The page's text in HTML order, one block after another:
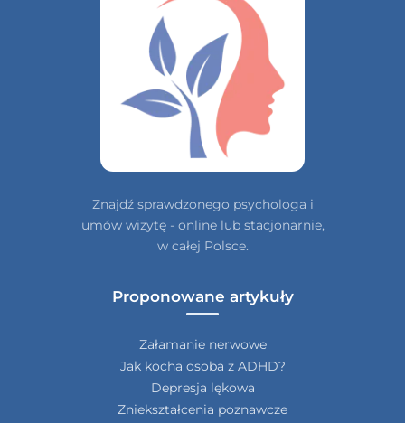
Znajdź sprawdzonego psychologa i
umów wizytę - online lub stacjonarnie,
w całej Polsce.
Proponowane artykuły
Załamanie nerwowe
Jak kocha osoba z ADHD?
Depresja lękowa
Zniekształcenia poznawcze